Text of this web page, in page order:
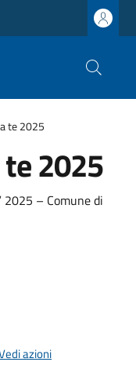
te 2025
2025
2025 – Comune di
azioni